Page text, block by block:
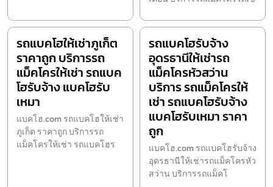
รถแบคโฮให้เช่าภูเก็ต
ราคาถูก บริการรถ
แม็คโครให้เช่า รถแบค
โฮรับจ้าง แบคโฮรับ
เหมา
แบคโฮ.com รถแบคโฮให้เช่า
ภูเก็ต ราคาถูก บริการรถ
แม็คโครให้เช่า รถแบคโฮร
รถแบคโฮรับจ้าง
อุดรธานีให้เช่ารถ
แม็คโครหัวสว่าน
บริการ รถแม็คโครให้
เช่า รถแบคโฮรับจ้าง
แบคโฮรับเหมา ราคา
ถูก
แบคโฮ.com รถแบคโฮรับจ้าง
อุดรธานีให้เช่ารถแม็คโครหัว
สว่าน บริการรถแม็คโ